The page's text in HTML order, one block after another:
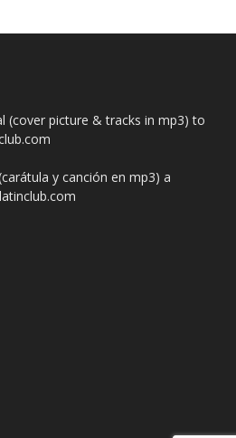
(cover picture & tracks in mp3) to
y canción en mp3) a